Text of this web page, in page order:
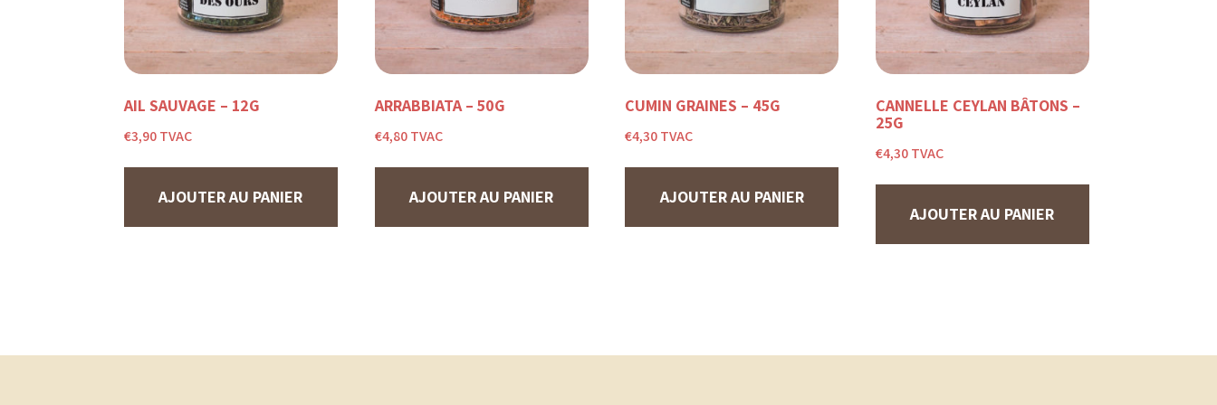
AIL SAUVAGE – 12G
€3,90TVAC
AJOUTER AU PANIER
ARRABBIATA – 50G
€4,80 TVAC
AJOUTER AU PANIER
CUMIN GRAINES – 45G
€4,30TVAC
AJOUTER AU PANIER
CANNELLE CEYLAN BÂTONS –
25G
€4,30 TVAC
AJOUTER AU PANIER